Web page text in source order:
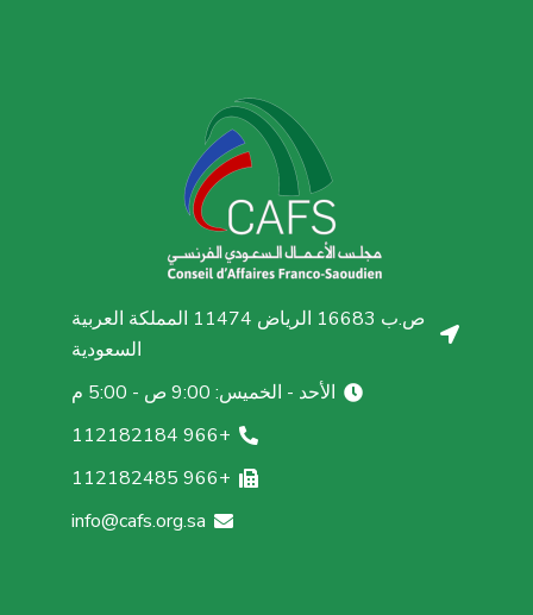
ص.ب 16683 الرياض 11474 المملكة العربية
الأحد - الخميس: 9:00 ص - 5:00 م
info@cafs.org.sa